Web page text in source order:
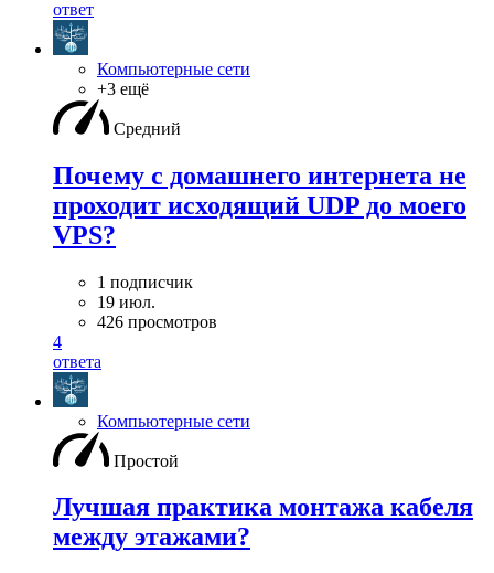
ответ
Компьютерные сети
+3 ещё
Средний
Почему с домашнего интернета не
проходит исходящий UDP до моего
VPS?
1 подписчик
19 июл.
426 просмотров
4
ответа
Компьютерные сети
Простой
Лучшая практика монтажа кабеля
между этажами?